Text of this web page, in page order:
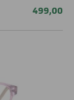
499,00